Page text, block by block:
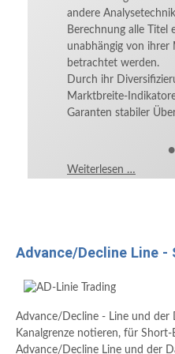
andere
Berechnung alle Titel
unabhängig von ihrer
betrachtet werden.
Durch ihr
Marktbreite-
Garanten stabiler
Weiterlesen …
•
Advance/Decline Line -
Advance/Decline - Line und der
Kanalgrenze notieren, für
Advance/Decline Line und der